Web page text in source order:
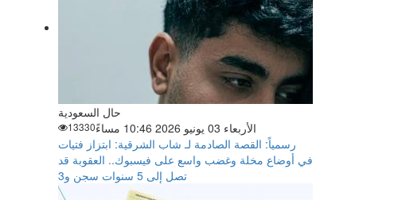
حال السعودية
الأربعاء 03 يونيو 2026 10:46 مساءً
13330
رسمياً: القصة الصادمة لـ شاب الشرقية: ابتزاز فتيات
في أوضاع مخلة وغضب واسع على فيسبوك.. العقوبة قد
تصل إلى 5 سنوات سجن و3